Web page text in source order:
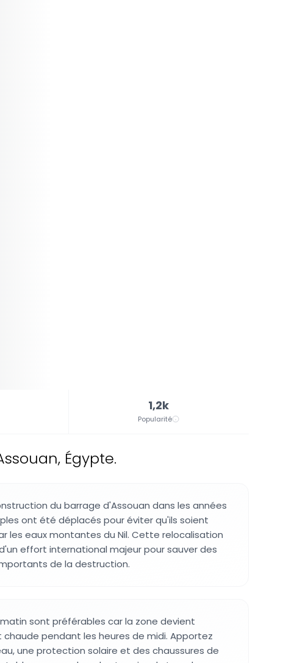
1,2k
Popularité
Égypte.
du barrage d'Assouan dans les années
ont été déplacés pour éviter qu'ils soient
les eaux montantes du Nil. Cette relocalisation
effort international majeur pour sauver des
de la destruction.
sont préférables car la zone devient
pendant les heures de midi. Apportez
une protection solaire et des chaussures de